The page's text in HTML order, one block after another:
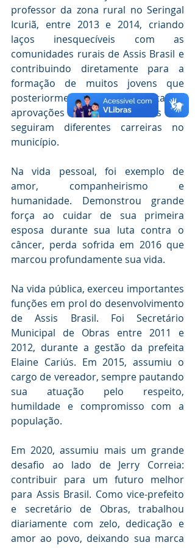
professor da zona rural no Seringal
Icuriã, entre 2013 e 2014, criando
laços inesquecíveis com as
comunidades rurais de Assis Brasil e
contribuindo diretamente para a
formação de muitos jovens que
posteriormente conquistaram
aprovações em concursos e
seguiram diferentes carreiras no
município.
Na vida pessoal, foi exemplo de
amor, companheirismo e
humanidade. Demonstrou grande
força ao cuidar de sua primeira
esposa durante sua luta contra o
câncer, perda sofrida em 2016 que
marcou profundamente sua vida.
Na vida pública, exerceu importantes
funções em prol do desenvolvimento
de Assis Brasil. Foi Secretário
Municipal de Obras entre 2011 e
2012, durante a gestão da prefeita
Elaine Cariús. Em 2015, assumiu o
cargo de vereador, sempre pautando
sua atuação pelo respeito,
humildade e compromisso com a
população.
Em 2020, assumiu mais um grande
desafio ao lado de Jerry Correia:
contribuir para um futuro melhor
para Assis Brasil. Como vice-prefeito
e secretário de Obras, trabalhou
diariamente com zelo, dedicação e
amor ao povo, deixando sua marca